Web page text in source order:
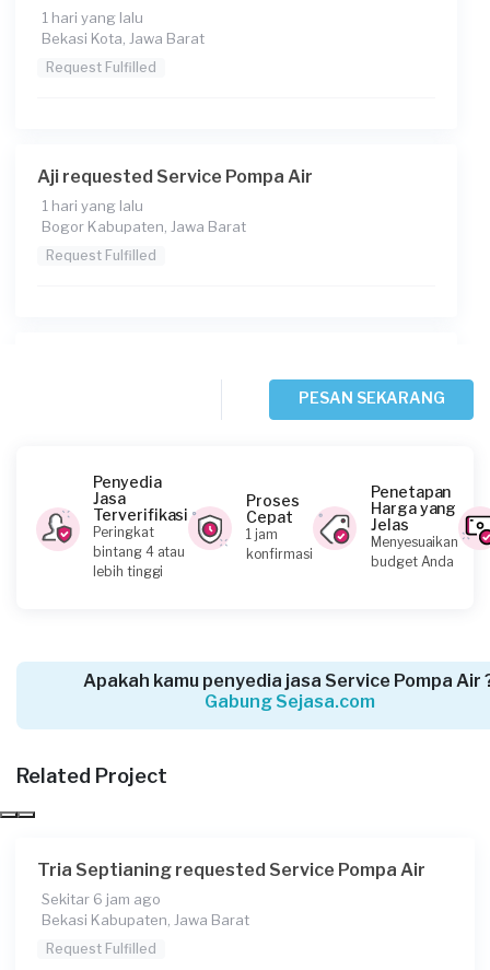
1 hari yang lalu
Bekasi Kota, Jawa Barat
Request Fulfilled
Aji requested Service Pompa Air
1 hari yang lalu
Bogor Kabupaten, Jawa Barat
Request Fulfilled
Ibnu Fahmi requested Service Pompa Air
2 hari yang lalu
Habibie requested Service Pompa Air
PESAN SEKARANG
Penyedia
Jasa
Terverifikasi
Peringkat
bintang 4 atau
lebih tinggi
Proses
Cepat
1 jam
konfirmasi
Penetapan
Harga yang
Jelas
Menyesuaikan
budget Anda
Apakah kamu penyedia jasa Service Pompa Air
Gabung Sejasa.com
Related Project
Tria Septianing requested Service Pompa Air
Sekitar 6 jam ago
Bekasi Kabupaten, Jawa Barat
Request Fulfilled